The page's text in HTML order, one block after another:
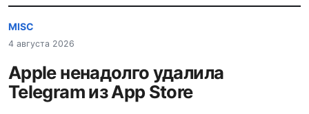
MISC
4 августа 2026
Apple ненадолго удалила
Telegram из App Store